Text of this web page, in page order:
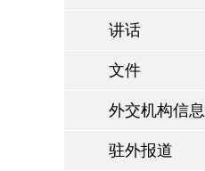
讲话
文件
外交机构信息
驻外报道